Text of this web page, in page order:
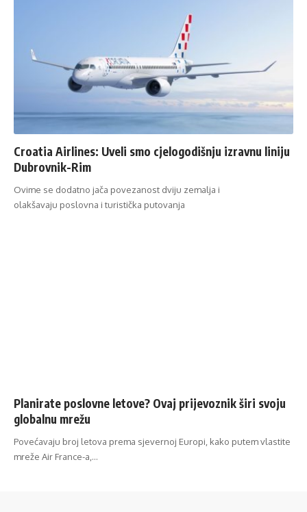
Croatia Airlines: Uveli smo cjelogodišnju izravnu liniju
Dubrovnik-Rim
Ovime se dodatno jača povezanost dviju zemalja i
olakšavaju poslovna i turistička putovanja
Planirate poslovne letove? Ovaj prijevoznik širi svoju
globalnu mrežu
Povećavaju broj letova prema sjevernoj Europi, kako putem vlastite
mreže Air France-a,…